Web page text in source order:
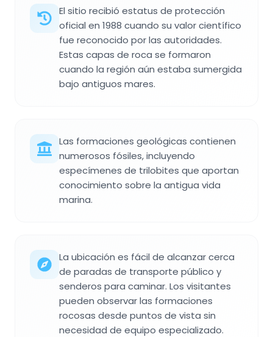
El sitio recibió estatus de protección
oficial en 1988 cuando su valor científico
fue reconocido por las autoridades.
Estas capas de roca se formaron
cuando la región aún estaba sumergida
bajo antiguos mares.
Las formaciones geológicas contienen
numerosos fósiles, incluyendo
especímenes de trilobites que aportan
conocimiento sobre la antigua vida
marina.
La ubicación es fácil de alcanzar cerca
de paradas de transporte público y
senderos para caminar. Los visitantes
pueden observar las formaciones
rocosas desde puntos de vista sin
necesidad de equipo especializado.